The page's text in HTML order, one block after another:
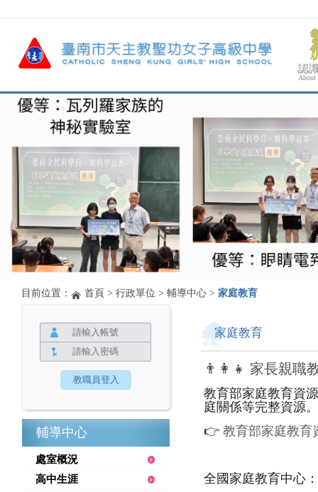
認
About
目前位置： 首頁 > 行政單位 > 輔導中心 > 家庭教育
輔導中心
處室概況
高中生涯
家庭教育
👨‍👩‍👧 家長親職
教育部家庭教育資
庭關係等完整資源。
👉 教育部家庭教育
全國家庭教育中心